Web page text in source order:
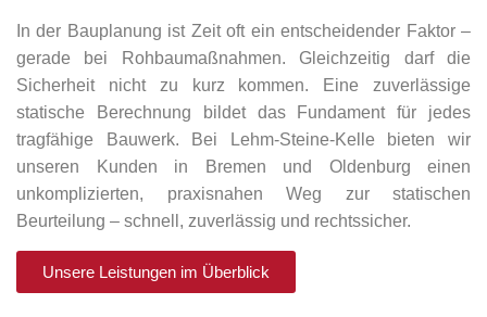
In der Bauplanung ist Zeit oft ein entscheidender Faktor –
gerade bei Rohbaumaßnahmen. Gleichzeitig darf die
Sicherheit nicht zu kurz kommen. Eine zuverlässige
statische Berechnung bildet das Fundament für jedes
tragfähige Bauwerk. Bei Lehm-Steine-Kelle bieten wir
unseren Kunden in Bremen und Oldenburg einen
unkomplizierten, praxisnahen Weg zur statischen
Beurteilung – schnell, zuverlässig und rechtssicher.
Unsere Leistungen im Überblick